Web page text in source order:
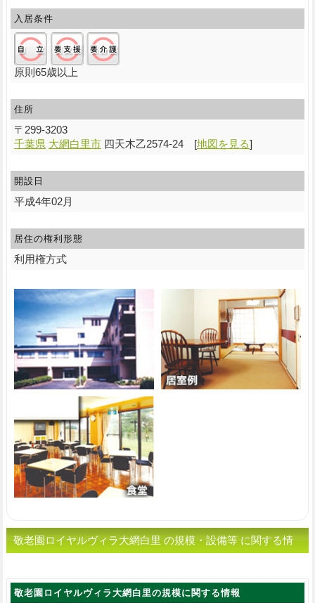
入居条件
原則65歳以上
住所
〒 299-3203
千葉県 大網白里市 四天木乙2574-24[地図を見る]
開設日
平成4年02月
居住の権利形態
利用権方式
敬老園ロイヤルヴィラ大網白里 の規模・設備等 に関する情
敬老園ロイヤルヴィラ大網白里の規模に関する情報